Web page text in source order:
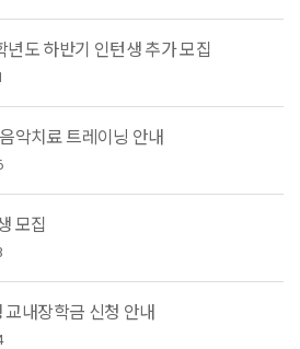
도 하반기 인턴생 추가 모집
악치료 트레이닝 안내
모집
내장학금 신청 안내